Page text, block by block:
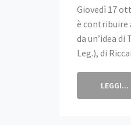
Giovedì 17
è contribuire
da un’idea
Leg.), di
LEGGI...